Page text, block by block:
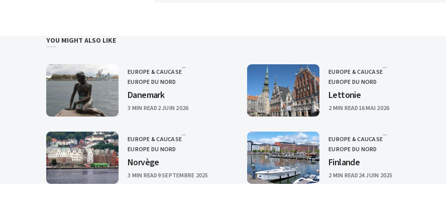
YOU MIGHT ALSO LIKE
CATEGORY
EUROPE & CAUCASE
EUROPE DU NORD
Danemark
3 MIN READPUBLISHED
2 JUIN 2026
CATEGORY
EUROPE & CAUCASE
EUROPE DU NORD
Lettonie
2 MIN READPUBLISHED
16 MAI 2026
CATEGORY
EUROPE & CAUCASE
EUROPE DU NORD
Norvège
3 MIN READPUBLISHED
9 SEPTEMBRE 2025
CATEGORY
EUROPE & CAUCASE
EUROPE DU NORD
Finlande
2 MIN READPUBLISHED
24 JUIN 2025